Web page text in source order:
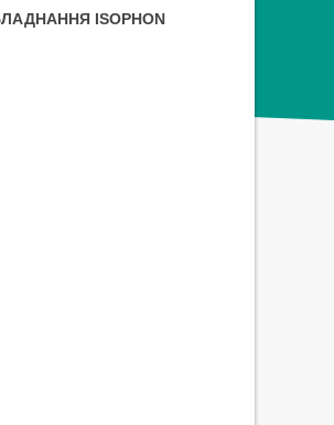
ISOPHON